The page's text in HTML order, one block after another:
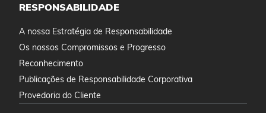
RESPONSABILIDADE
A nossa Estratégia de Responsabilidade
Os nossos Compromissos e Progresso
Reconhecimento
Publicações de Responsabilidade Corporativa
Provedoria do Cliente